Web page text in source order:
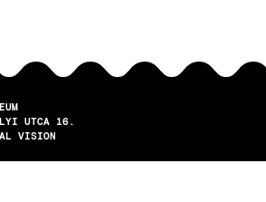
UTCA 16.
VISION